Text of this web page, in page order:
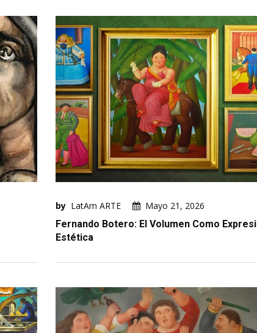
by LatAm ARTE
Mayo 21, 2026
Fernando Botero: El Volumen Como
Estética